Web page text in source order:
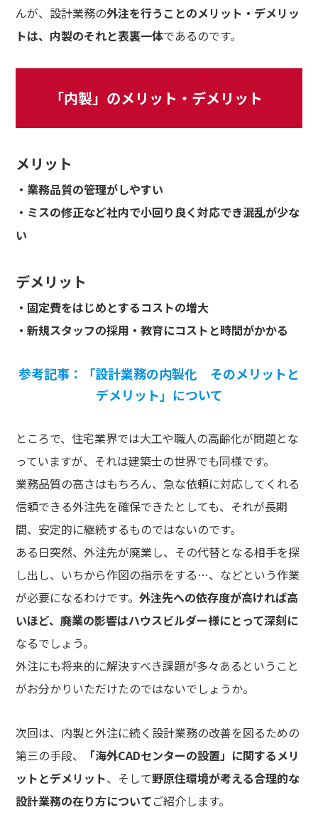
んが、設計業務の外注を行うことのメリット・デメリッ
トは、内製のそれと表裏一体であるのです。
「内製」のメリット・デメリット
メリット
・業務品質の管理がしやすい
・ミスの修正など社内で小回り良く対応でき混乱が少な
い
デメリット
・固定費をはじめとするコストの増大
・新規スタッフの採用・教育にコストと時間がかかる
参考記事：「設計業務の内製化 そのメリットと
デメリット」について
ところで、住宅業界では大工や職人の高齢化が問題とな
っていますが、それは建築士の世界でも同様です。
業務品質の高さはもちろん、急な依頼に対応してくれる
信頼できる外注先を確保できたとしても、それが長期
間、安定的に継続するものではないのです。
ある日突然、外注先が廃業し、その代替となる相手を探
し出し、いちから作図の指示をする…、などという作業
が必要になるわけです。外注先への依存度が高ければ高
いほど、廃業の影響はハウスビルダー様にとって深刻に
なるでしょう。
外注にも将来的に解決すべき課題が多々あるということ
がお分かりいただけたのではないでしょうか。
次回は、内製と外注に続く設計業務の改善を図るための
第三の手段、
「海外CADセンターの設置」に関するメリ
ットとデメリット、そして野原住環境が考える合理的な
設計業務の在り方についてご紹介します。